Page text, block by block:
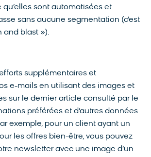
qu’elles sont automatisées et
sans aucune segmentation (c’est
and blast »).
supplémentaires et
e-mails en utilisant des images et
sur le dernier article consulté par le
préférées et d’autres données
exemple, pour un client ayant un
les offres bien-être, vous pouvez
newsletter avec une image d’un